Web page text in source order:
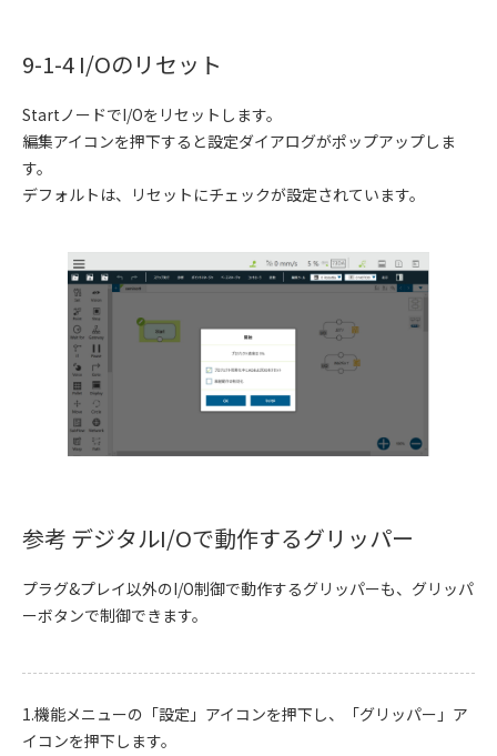
9-1-4 I/Oのリセット
StartノードでI/Oをリセットします。
編集アイコンを押下すると設定ダイアログがポップアップしま
す。
デフォルトは、リセットにチェックが設定されています。
参考 デジタルI/Oで動作するグリッパー
プラグ&プレイ以外のI/O制御で動作するグリッパーも、グリッパ
ーボタンで制御できます。
1.機能メニューの「設定」アイコンを押下し、「グリッパー」ア
イコンを押下します。